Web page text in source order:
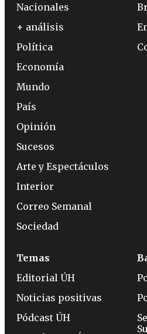
Nacionales
+ análisis
Política
Economía
Mundo
País
Opinión
Sucesos
Arte y Espectáculos
Interior
Correo Semanal
Sociedad
Temas
Editorial ÚH
Noticias positivas
Pódcast ÚH